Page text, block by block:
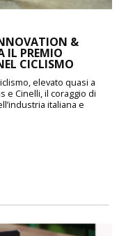
&
IL PREMIO
CICLISMO
elevato quasi a
e Cinelli, il coraggio di
italiana e